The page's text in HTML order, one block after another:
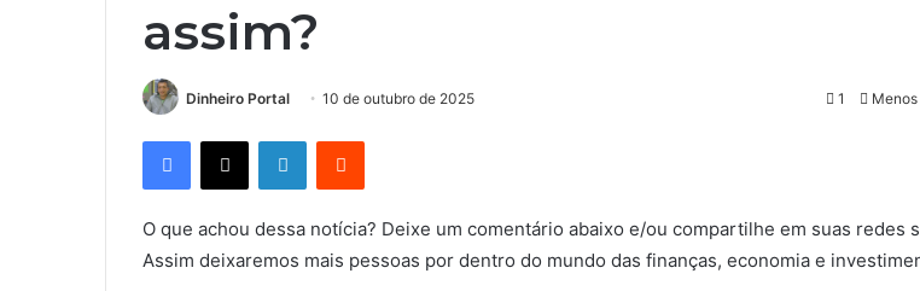
assim?
Dinheiro Portal 10 de outubro de 2025 1
Facebook
X LinkedinReddit
O que achou dessa notícia? Deixe um comentário abaixo e/ou compartilhe em suas redes
Assim deixaremos mais pessoas por dentro do mundo das finanças, economia e